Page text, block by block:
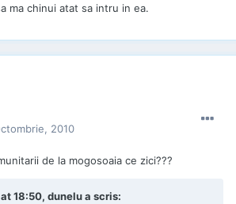
ma chinui atat sa intru in ea.
2010
de la mogosoaia ce zici???
18:50, dunelu a scris: